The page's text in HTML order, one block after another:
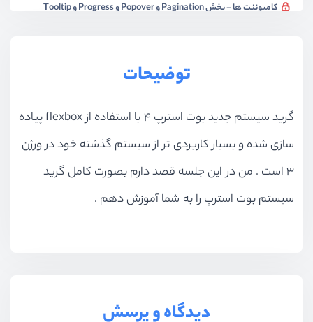
کامپوننت ها - بخش Pagination و Popover و Progress و Tooltip
ویدیو آموزشی 21:09
دمو مینی پروژه های دوره
ویدیو آموزشی 08:04
پیاده سازی مینی پروژه اول
توضیحات
گرید سیستم جدید بوت استرپ 4 با استفاده از flexbox پیاده
سازی شده و بسیار کاربردی تر از سیستم گذشته خود در ورژن
3 است . من در این جلسه قصد دارم بصورت کامل گرید
سیستم بوت استرپ را به شما آموزش دهم .
دیدگاه و پرسش